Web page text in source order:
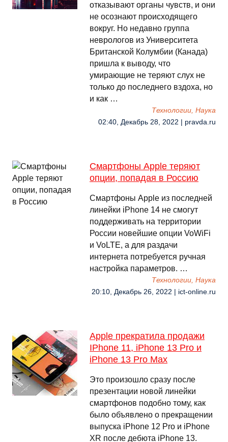
отказывают органы чувств, и они
не осознают происходящего
вокруг. Но недавно группа
неврологов из Университета
Британской Колумбии (Канада)
пришла к выводу, что
умирающие не теряют слух не
только до последнего вздоха, но
и как …
Технологии, Наука
02:40, Декабрь 28, 2022 | pravda.ru
Смартфоны Apple теряют
опции, попадая в Россию
Смартфоны Apple из последней
линейки iPhone 14 не смогут
поддерживать на территории
России новейшие опции VoWiFi
и VoLTE, а для раздачи
интернета потребуется ручная
настройка параметров. …
Технологии, Наука
20:10, Декабрь 26, 2022 | ict-online.ru
Apple прекратила продажи
IPhone 11, iPhone 13 Pro и
iPhone 13 Pro Max
Это произошло сразу после
презентации новой линейки
смартфонов подобно тому, как
было объявлено о прекращении
выпуска iPhone 12 Pro и iPhone
XR после дебюта iPhone 13.